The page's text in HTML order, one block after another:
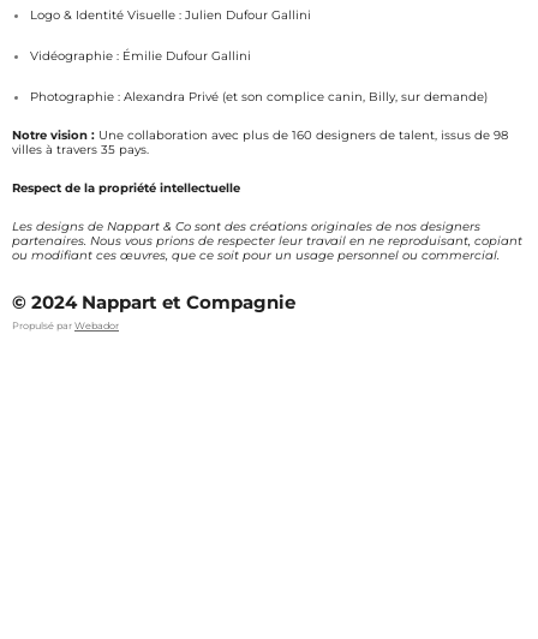
m
Logo & Identité Visuelle : Julien Dufour Gallini
Vidéographie : Émilie Dufour Gallini
Photographie : Alexandra Privé (et son complice canin, Billy, sur demande)
Notre vision : Une collaboration avec plus de 160 designers de talent, issus de 98
villes à travers 35 pays.
Respect de la propriété intellectuelle
Les designs de Nappart & Co sont des créations originales de nos designers
partenaires. Nous vous prions de respecter leur travail en ne reproduisant, copiant
ou modifiant ces œuvres, que ce soit pour un usage personnel ou commercial.
© 2024 Nappart et Compagnie
Propulsé par Webador